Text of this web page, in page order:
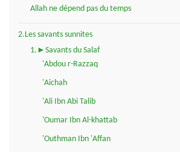
Allah ne dépend pas du temps
2.Les savants sunnites
1.►Savants du Salaf
'Abdou r-Razzaq
'Aichah
'Ali Ibn Abi Talib
'Oumar Ibn Al-khattab
'Outhman Ibn 'Affan